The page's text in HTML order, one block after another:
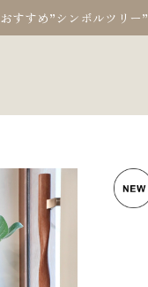
おすすめ”シンボルツリー”